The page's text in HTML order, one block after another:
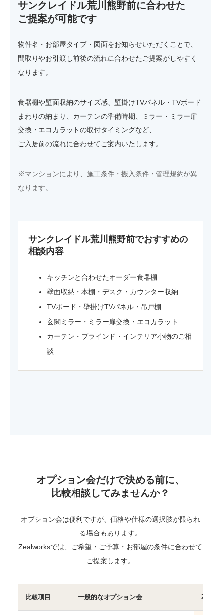
サンクレイドル荒川熊野前に合わせた
ご提案が可能です
物件名・お部屋タイプ・図面をお知らせいただくことで、
間取りやお引渡し前後の流れに合わせたご提案がしやすく
なります。
食器棚や壁面収納のサイズ感、壁掛けTVパネル・TVボード
まわりの納まり、カーテンの準備時期、ミラー・ミラー扉
交換・エコカラットの取付タイミングなど、
ご入居前の流れに合わせてご案内いたします。
※マンションにより、施工条件・搬入条件・管理規約が異
なります。
サンクレイドル荒川熊野前でおすすめの
相談内容
キッチンと合わせたオーダー食器棚
壁面収納・本棚・デスク・カウンター収納
TVボード・壁掛けTVパネル・吊戸棚
玄関ミラー・ミラー扉交換・エコカラット
カーテン・ブラインド・インテリア小物のご相
談
オプション会だけで決める前に、
比較相談してみませんか？
オプション会は便利ですが、価格や仕様の選択肢が限られ
る場合もあります。
Zealworksでは、ご希望・ご予算・お部屋の条件に合わせて
ご提案します。
比較項目 一般的なオプション会